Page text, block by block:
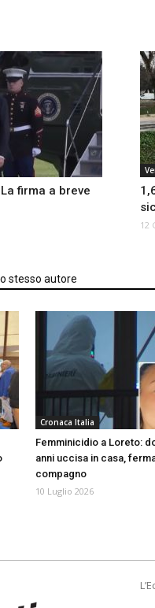
La firma a breve
12
stesso autore
Cronaca Italia
Femminicidio a Loreto:
anni uccisa in casa,
compagno
10 Luglio 2026